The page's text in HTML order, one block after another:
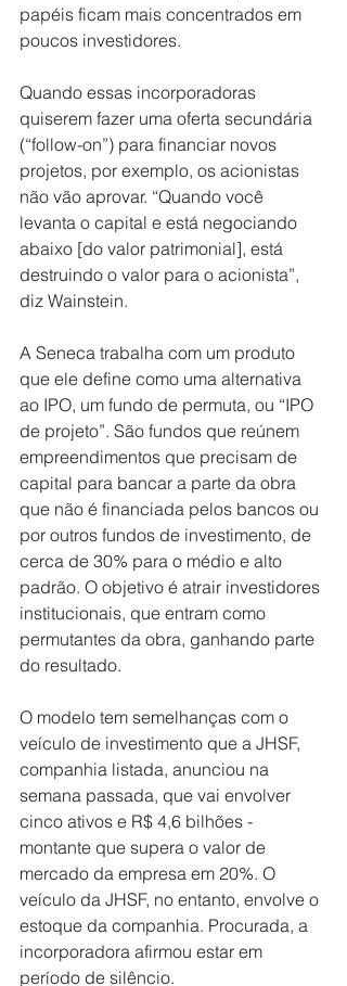
papéis ficam mais concentrados em
poucos investidores.
Quando essas incorporadoras
quiserem fazer uma oferta secundária
(“follow-on”) para financiar novos
projetos, por exemplo, os acionistas
não vão aprovar. “Quando você
levanta o capital e está negociando
abaixo [do valor patrimonial], está
destruindo o valor para o acionista”,
diz Wainstein.
A Seneca trabalha com um produto
que ele define como uma alternativa
ao IPO, um fundo de permuta, ou “IPO
de projeto”. São fundos que reúnem
empreendimentos que precisam de
capital para bancar a parte da obra
que não é financiada pelos bancos ou
por outros fundos de investimento, de
cerca de 30% para o médio e alto
padrão. O objetivo é atrair investidores
institucionais, que entram como
permutantes da obra, ganhando parte
do resultado.
O modelo tem semelhanças com o
veículo de investimento que a JHSF,
companhia listada, anunciou na
semana passada, que vai envolver
cinco ativos e R$ 4,6 bilhões -
montante que supera o valor de
mercado da empresa em 20%. O
veículo da JHSF, no entanto, envolve o
estoque da companhia. Procurada, a
incorporadora afirmou estar em
período de silêncio.